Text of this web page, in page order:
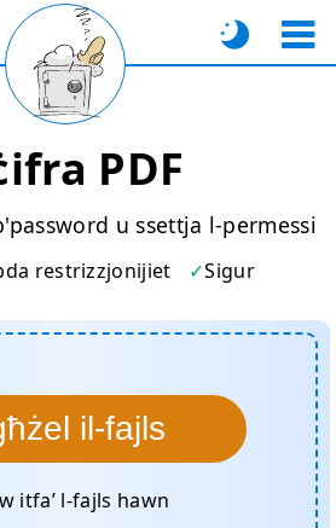
PDF
u ssettja l-permessi
restrizzjonijiet Sigur
il-fajls
itfa’ l-fajls hawn